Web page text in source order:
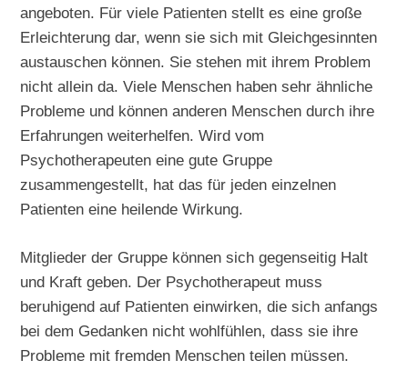
angeboten. Für viele Patienten stellt es eine große
Erleichterung dar, wenn sie sich mit Gleichgesinnten
austauschen können. Sie stehen mit ihrem Problem
nicht allein da. Viele Menschen haben sehr ähnliche
Probleme und können anderen Menschen durch ihre
Erfahrungen weiterhelfen. Wird vom
Psychotherapeuten eine gute Gruppe
zusammengestellt, hat das für jeden einzelnen
Patienten eine heilende Wirkung.
Mitglieder der Gruppe können sich gegenseitig Halt
und Kraft geben. Der Psychotherapeut muss
beruhigend auf Patienten einwirken, die sich anfangs
bei dem Gedanken nicht wohlfühlen, dass sie ihre
Probleme mit fremden Menschen teilen müssen.